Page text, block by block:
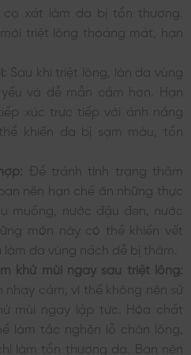
cọ xát làm da bị tổn thương.
triệt lông thoáng mát, hạn
Sau khi triệt lông, làn da vùng
và dễ mẫn cảm hơn. Hạn
xúc trực tiếp với ánh nắng
khiến da bị sạm màu, tổn
Để tránh tình trạng thâm
nên hạn chế ăn những thực
muống, nước đậu đen, nước
món này có thể khiến vết
da vùng nách dễ bị thâm.
khử mùi ngay sau triệt lông:
nhạy cảm, vì thế không nên sử
mùi ngay lập tức. Hóa chất
làm tắc nghẽn lỗ chân lông,
làm tổn thương da. Bạn nên